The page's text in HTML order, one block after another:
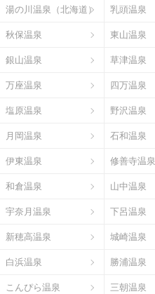
湯の川温泉（北海道） 乳頭温泉
秋保温泉 東山温泉
銀山温泉 草津温泉
万座温泉 四万温泉
塩原温泉 野沢温泉
月岡温泉 石和温泉
伊東温泉 修善寺温泉
和倉温泉 山中温泉
宇奈月温泉 下呂温泉
新穂高温泉 城崎温泉
白浜温泉 勝浦温泉
こんぴら温泉 三朝温泉